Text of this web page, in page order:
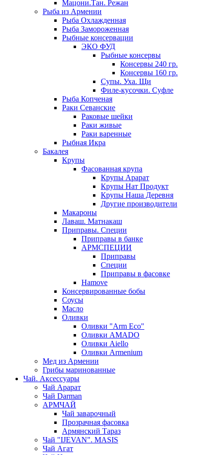
Мацони.Тан. Режан
Рыба из Армении
Рыба Охлажденная
Рыба Замороженная
Рыбные консервации
ЭКО ФУД
Рыбные консервы
Консервы 240 гр.
Консервы 160 гр.
Супы. Уха. Щи
Филе-кусочки. Суфле
Рыба Копченая
Раки Севанские
Раковые шейки
Раки живые
Раки варенные
Рыбная Икра
Бакалея
Крупы
Фасованная крупа
Крупы Арарат
Крупы Нат Продукт
Крупы Наша Деревня
Другие производители
Макароны
Лаваш. Матнакаш
Приправы. Специи
Приправы в банке
АРМСПЕЦИИ
Приправы
Специи
Приправы в фасовке
Hamove
Консервированные бобы
Соусы
Масло
Оливки
Оливки "Arm Eco"
Оливки AMADO
Оливки Aiello
Оливки Armenium
Мед из Армении
Грибы маринованные
Чай. Аксессуары
Чай Арарат
Чай Darman
АРМЧАЙ
Чай заварочный
Прозрачная фасовка
Армянский Тараз
Чай "IJEVAN". MASIS
Чай Агат